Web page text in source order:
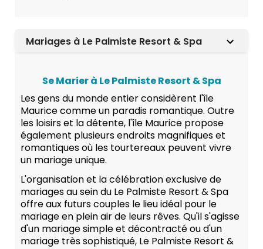
Mariages à Le Palmiste Resort & Spa
Se Marier à Le Palmiste Resort & Spa
Les gens du monde entier considèrent l'île
Maurice comme un paradis romantique. Outre
les loisirs et la détente, l'île Maurice propose
également plusieurs endroits magnifiques et
romantiques où les tourtereaux peuvent vivre
un mariage unique.
L'organisation et la célébration exclusive de
mariages au sein du Le Palmiste Resort & Spa
offre aux futurs couples le lieu idéal pour le
mariage en plein air de leurs rêves. Qu'il s'agisse
d'un mariage simple et décontracté ou d'un
mariage très sophistiqué, Le Palmiste Resort &